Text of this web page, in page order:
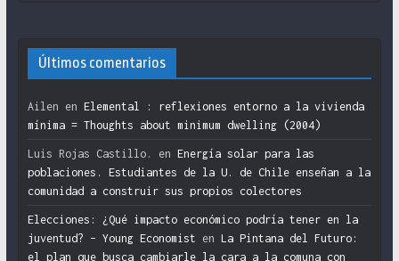
Últimos comentarios
Ailen en Elemental : reflexiones entorno a la vivienda
mínima = Thoughts about minimum dwelling (2004)
Luis Rojas Castillo. en Energía solar para las
poblaciones. Estudiantes de la U. de Chile enseñan a la
comunidad a construir sus propios colectores
Elecciones: ¿Qué impacto económico podría tener en la
juventud? – Young Economist en La Pintana del Futuro:
el plan que busca cambiarle la cara a la comuna con